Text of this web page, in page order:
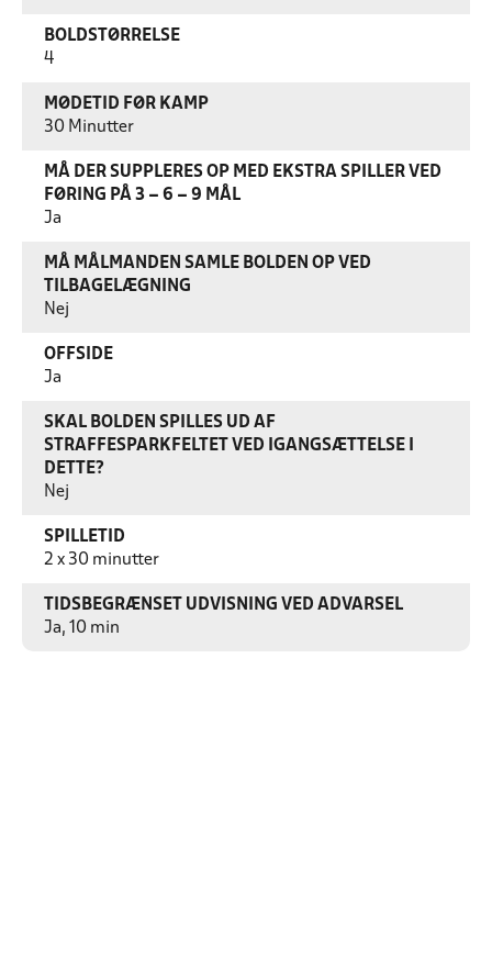
BOLDSTØRRELSE
4
MØDETID FØR KAMP
30 Minutter
MÅ DER SUPPLERES OP MED EKSTRA SPILLER VED
FØRING PÅ 3 – 6 – 9 MÅL
Ja
MÅ MÅLMANDEN SAMLE BOLDEN OP VED
TILBAGELÆGNING
Nej
OFFSIDE
Ja
SKAL BOLDEN SPILLES UD AF
STRAFFESPARKFELTET VED IGANGSÆTTELSE I
DETTE?
Nej
SPILLETID
2 x 30 minutter
TIDSBEGRÆNSET UDVISNING VED ADVARSEL
Ja, 10 min